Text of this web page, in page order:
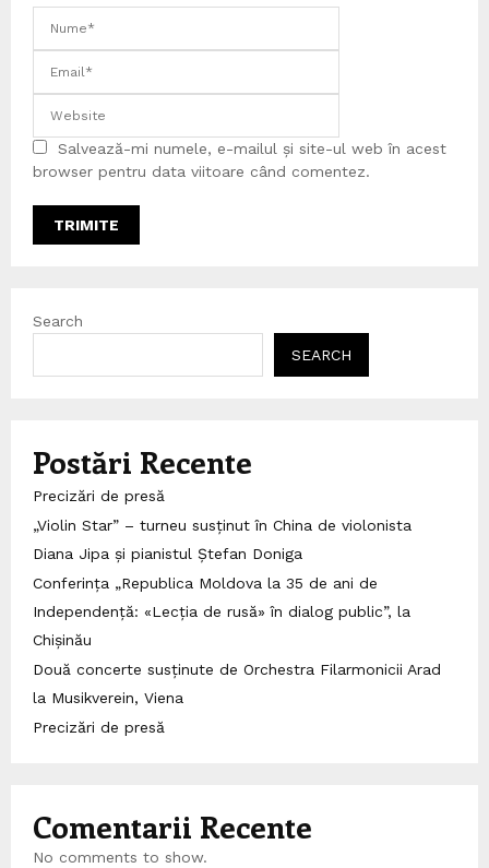
Salvează-mi numele, e-mailul și site-ul web în acest
browser pentru data viitoare când comentez.
Search
SEARCH
Postări Recente
Precizări de presă
„Violin Star” – turneu susținut în China de violonista
Diana Jipa și pianistul Ștefan Doniga
Conferința „Republica Moldova la 35 de ani de
Independență: «Lecția de rusă» în dialog public”, la
Chișinău
Două concerte susținute de Orchestra Filarmonicii Arad
la Musikverein, Viena
Precizări de presă
Comentarii Recente
No comments to show.